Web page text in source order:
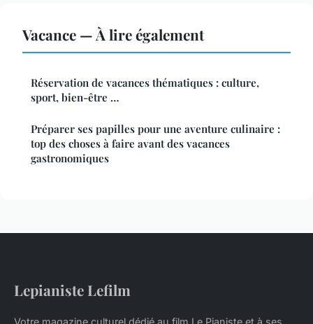
Vacance — À lire également
Réservation de vacances thématiques : culture,
sport, bien-être …
Préparer ses papilles pour une aventure culinaire :
top des choses à faire avant des vacances
gastronomiques
Lepianiste Lefilm